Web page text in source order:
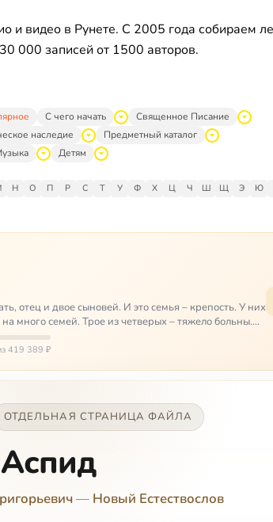
и видео в Рунете. С 2005 года собираем
000 записей от 1500 авторов.
С чего начать
Священное Писание
наследие
Предметный каталог
Детям
Н О П Р С Т У Ф Х Ц Ч Ш Щ Э Ю
отец и двое сыновей. И это семья – крепость. У них
много семей. Трое из четверых – тяжело больны.…
419 389 ₽
ОТДЕЛЬНАЯ СТРАНИЦА ФАЙЛА
Аспид
— Новый Естествослов